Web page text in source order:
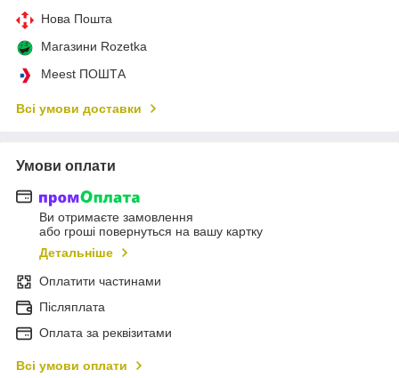
Нова Пошта
Магазини Rozetka
Meest ПОШТА
Всі умови доставки
Умови оплати
Ви отримаєте замовлення
або гроші повернуться на вашу картку
Детальніше
Оплатити частинами
Післяплата
Оплата за реквізитами
Всі умови оплати